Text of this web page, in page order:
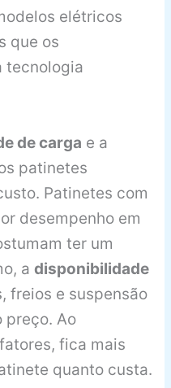
elétricos
que os
tecnologia
de carga e a
patinetes
Patinetes com
desempenho em
ter um
adisponibilidade
freios e suspensão
preço. Ao
fica mais
quanto custa.